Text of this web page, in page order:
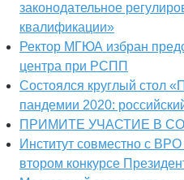
законодательное
квалификации»
Ректор МГЮА избран
центра при РСПП
Состоялся круглый стол
пандемии 2020:
ПРИМИТЕ УЧАСТИЕ В
Институт совместно с
втором конкурсе